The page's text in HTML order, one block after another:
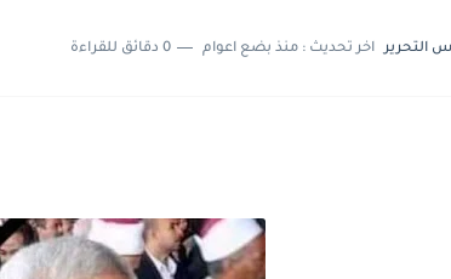
التحرير اخر تحديث : منذ بضع اعوام 0 دقائق للقراءة